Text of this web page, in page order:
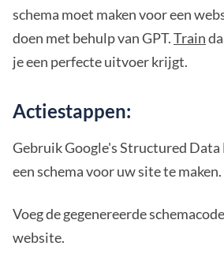
schema moet maken voor een
doen met behulp van GPT.Train
je een perfecte uitvoer krijgt.
Actiestappen:
Gebruik Google's Structured
een schema voor uw site te maken.
Voeg de gegenereerde
website.